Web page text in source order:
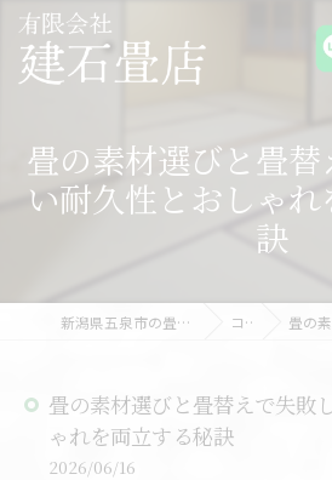
畳の素材選びと畳
い耐久性とおしゃ
訣
新潟県五泉市の畳なら有限会社建石畳店 コラム 畳の素材選
畳の素材選びと畳替えで失敗
ゃれを両立する秘訣
2026/06/16